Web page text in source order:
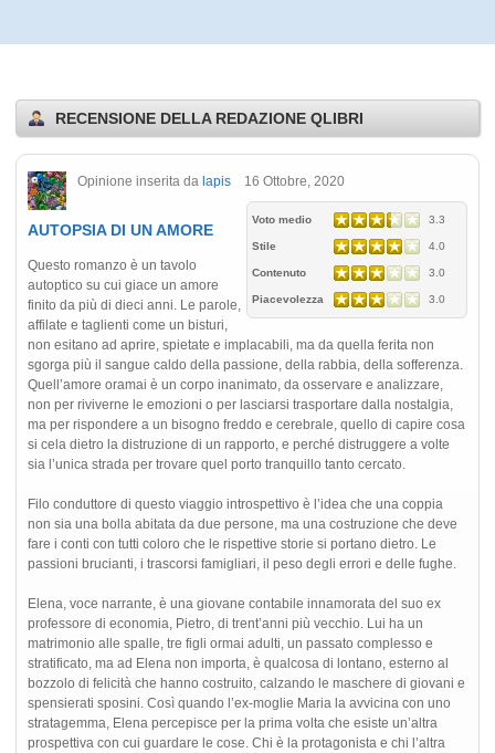
RECENSIONE DELLA REDAZIONE QLIBRI
Opinione inserita da lapis 16 Ottobre, 2020
Voto medio 3.3
Stile 4.0
Contenuto 3.0
Piacevolezza 3.0
AUTOPSIA DI UN AMORE
Questo romanzo è un tavolo
autoptico su cui giace un amore
finito da più di dieci anni. Le parole,
affilate e taglienti come un bisturi,
non esitano ad aprire, spietate e implacabili, ma da quella ferita non
sgorga più il sangue caldo della passione, della rabbia, della sofferenza.
Quell’amore oramai è un corpo inanimato, da osservare e analizzare,
non per riviverne le emozioni o per lasciarsi trasportare dalla nostalgia,
ma per rispondere a un bisogno freddo e cerebrale, quello di capire cosa
si cela dietro la distruzione di un rapporto, e perché distruggere a volte
sia l’unica strada per trovare quel porto tranquillo tanto cercato.
Filo conduttore di questo viaggio introspettivo è l’idea che una coppia
non sia una bolla abitata da due persone, ma una costruzione che deve
fare i conti con tutti coloro che le rispettive storie si portano dietro. Le
passioni brucianti, i trascorsi famigliari, il peso degli errori e delle fughe.
Elena, voce narrante, è una giovane contabile innamorata del suo ex
professore di economia, Pietro, di trent’anni più vecchio. Lui ha un
matrimonio alle spalle, tre figli ormai adulti, un passato complesso e
stratificato, ma ad Elena non importa, è qualcosa di lontano, esterno al
bozzolo di felicità che hanno costruito, calzando le maschere di giovani e
spensierati sposini. Così quando l’ex-moglie Maria la avvicina con uno
stratagemma, Elena percepisce per la prima volta che esiste un’altra
prospettiva con cui guardare le cose. Chi è la protagonista e chi l’altra